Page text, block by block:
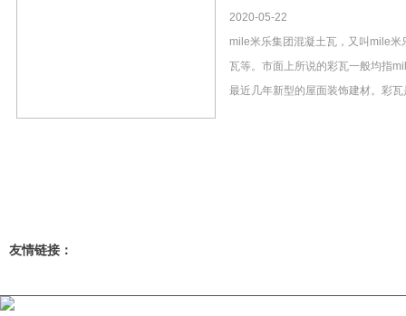
2020-05-22
mile米乐集团混凝土瓦，又叫mile米
瓦等。市面上所说的彩瓦一般均指
最近几年新型的屋面装饰建材。彩
友情链接：